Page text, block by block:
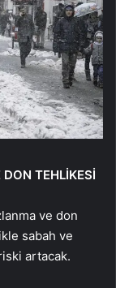
TEHLİKESİ
ve don
sabah ve
artacak.